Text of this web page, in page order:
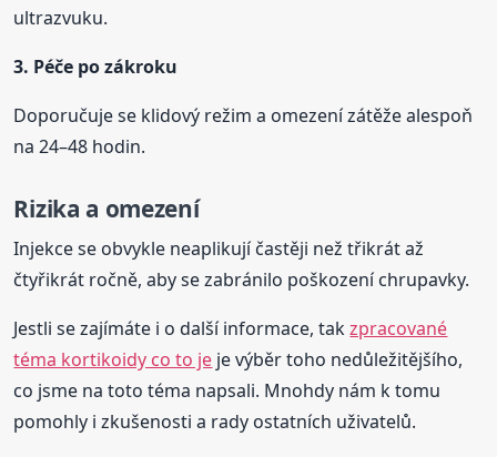
ultrazvuku.
3. Péče po zákroku
Doporučuje se klidový režim a omezení zátěže alespoň
na 24–48 hodin.
Rizika a omezení
Injekce se obvykle neaplikují častěji než třikrát až
čtyřikrát ročně, aby se zabránilo poškození chrupavky.
Jestli se zajímáte i o další informace, takzpracované
téma kortikoidy co to je je výběr toho nedůležitějšího,
co jsme na toto téma napsali. Mnohdy nám k tomu
pomohly i zkušenosti a rady ostatních uživatelů.